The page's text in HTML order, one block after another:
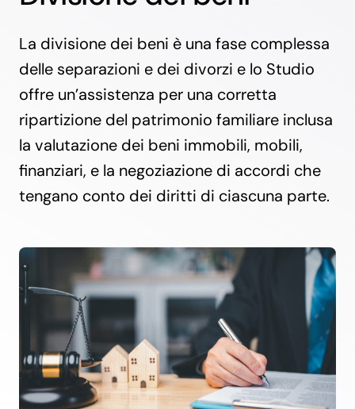
La divisione dei beni è una fase complessa
delle separazioni e dei divorzi e lo Studio
offre un’assistenza per una corretta
ripartizione del patrimonio familiare inclusa
la valutazione dei beni immobili, mobili,
finanziari, e la negoziazione di accordi che
tengano conto dei diritti di ciascuna parte.